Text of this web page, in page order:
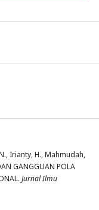
Irianty, H., Mahmudah,
GANGGUAN POLA
Jurnal Ilmu